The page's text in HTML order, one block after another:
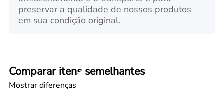
preservar a qualidade de nossos produtos
em sua condição original.
Comparar itens semelhantes
Mostrar diferenças